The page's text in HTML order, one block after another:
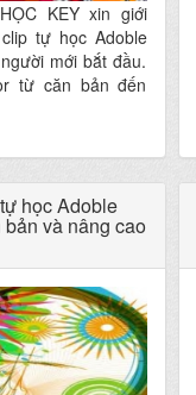
KEY xin giới
tự học Adoble
mới bắt đầu.
từ căn bản đến
học Adoble
và nâng cao